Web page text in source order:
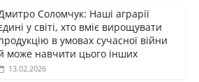
Соломчук: Наші аграрії
у світі, хто вміє вирощувати
в умовах сучасної війни
може навчити цього інших
13.02.2026